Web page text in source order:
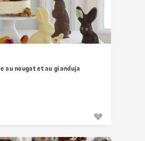
au nougat et au gianduja